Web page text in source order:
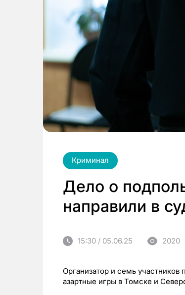
Криминал
Дело о
направили в
15:30 / 05.06.25 2020
Организатор и семь
азартные игры в Томске и